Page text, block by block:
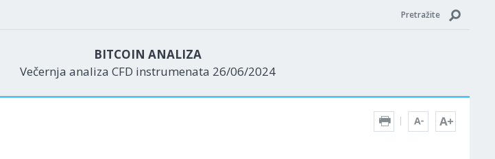
Pretražite
BITCOIN ANALIZA
Večernja analiza CFD instrumenata 26/06/2024